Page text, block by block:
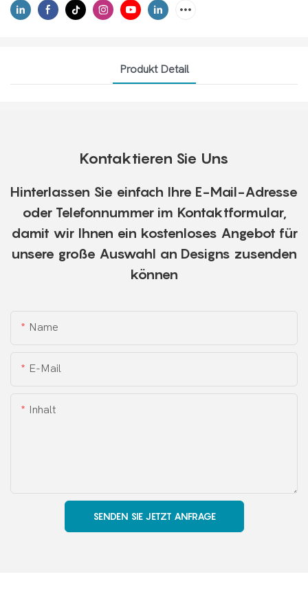
Produkt Detail
Kontaktieren Sie Uns
Hinterlassen Sie einfach Ihre E-Mail-Adresse
oder Telefonnummer im Kontaktformular,
damit wir Ihnen ein kostenloses Angebot für
unsere große Auswahl an Designs zusenden
können
Name
E-Mail
Inhalt
SENDEN SIE JETZT ANFRAGE